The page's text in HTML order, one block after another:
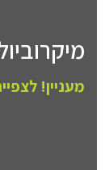
מעניין!